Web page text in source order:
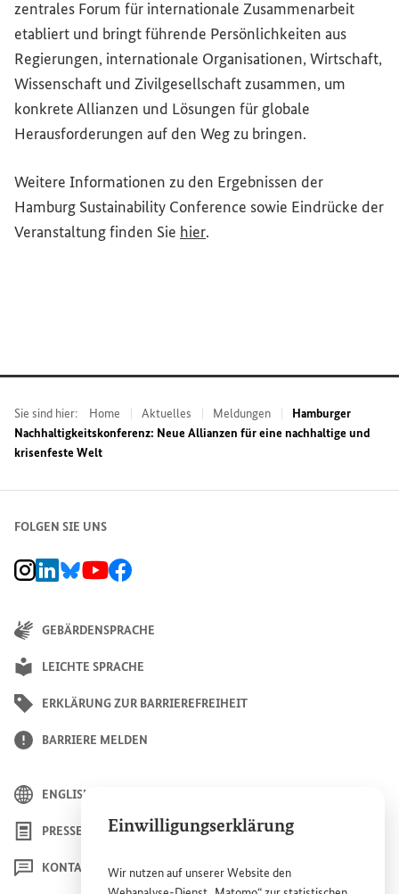
Einwilligungserklärung
Wir nutzen auf unsererWebsite den
zentrales Forum für internationale Zusammenarbeit
etabliert und bringt führende Persönlichkeiten aus
Regierungen, internationale Organisationen, Wirtschaft,
Wissenschaft und Zivilgesellschaft zusammen, um
konkrete Allianzen und Lösungen für globale
Herausforderungen auf den Weg zu bringen.
Weitere Informationen zu den Ergebnissen der
Hamburg Sustainability Conference sowie Eindrücke der
Veranstaltung finden Sie hier(Externer Link)
.
Sie sind hier: Home Aktuelles Meldungen
Hamburger
Nachhaltigkeitskonferenz: Neue Allianzen für eine nachhaltige und
krisenfeste Welt
FOLGEN SIE UNS
BMZ Instagram-Kanal, Externer Link
BMZ LinkedIn Unternehmensseite, Externer Link
BMZ Bluesky-Seite, Externer Link
BMZ Youtube-Kanal, Externer Link
BMZ Facebook-Seite, Externer Link
GEBÄRDENSPRACHE
LEICHTE SPRACHE
ERKLÄRUNG ZUR BARRIEREFREIHEIT
BARRIERE MELDEN
ENGLISH
PRESSE
KONTAKT